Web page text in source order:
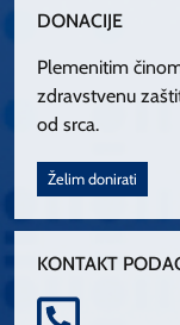
DONACIJE
Plemenitim
zdravstvenu
od srca.
Želim donirati
KONTAKT